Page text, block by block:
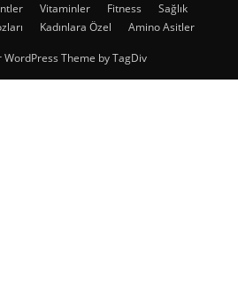
Vitaminler Fitness
Sağlık
Kadınlara Özel Amino Asitler
Theme by TagDiv